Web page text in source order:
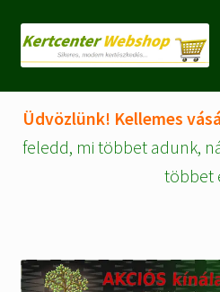
Ugrás
Kilépés
Rólunk
Fiókom/regisztráció
Kosár
Üdvözlünk! Kellemes
feledd, mi többet adunk,
többet